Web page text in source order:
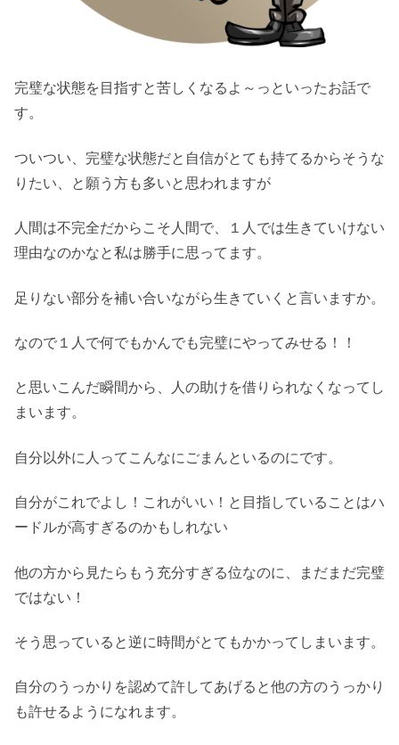
完璧な状態を目指すと苦しくなるよ～っといったお話で
す。
ついつい、完璧な状態だと自信がとても持てるからそうな
りたい、と願う方も多いと思われますが
人間は不完全だからこそ人間で、１人では生きていけない
理由なのかなと私は勝手に思ってます。
足りない部分を補い合いながら生きていくと言いますか。
なので１人で何でもかんでも完璧にやってみせる！！
と思いこんだ瞬間から、人の助けを借りられなくなってし
まいます。
自分以外に人ってこんなにごまんといるのにです。
自分がこれでよし！これがいい！と目指していることはハ
ードルが高すぎるのかもしれない
他の方から見たらもう充分すぎる位なのに、まだまだ完璧
ではない！
そう思っていると逆に時間がとてもかかってしまいます。
自分のうっかりを認めて許してあげると他の方のうっかり
も許せるようになれます。